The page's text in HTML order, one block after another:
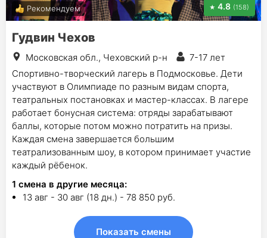
Рекомендуем 4.8 (158)
Гудвин Чехов
Московская обл., Чеховский р-н
7-17 лет
Спортивно-творческий лагерь в Подмосковье. Дети
участвуют в Олимпиаде по разным видам спорта,
театральных постановках и мастер-классах. В лагере
работает бонусная система: отряды зарабатывают
баллы, которые потом можно потратить на призы.
Каждая смена завершается большим
театрализованным шоу, в котором принимает участие
каждый рёбенок.
1 смена в другие месяца:
13 авг - 30 авг (18 дн.) - 78 850 руб.
Показать смены